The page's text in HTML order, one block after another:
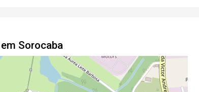
Sorocaba